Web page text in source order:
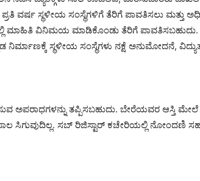
ವರ್ಷ ಸ್ಥಳೀಯ ಸಂಸ್ಥೆಗಳಿಗೆ ತೆರಿಗೆ ಪಾವತಿಸಲು ಮತ್ತು
ಮಾಹಿತಿ ವಿನಿಮಯ ಮಾಡಿಕೊಂಡು ತೆರಿಗೆ
ನಿರ್ಮಾಣಕ್ಕೆ ಸ್ಥಳೀಯ ಸಂಸ್ಥೆಗಳು ನಕ್ಷೆ ಅನುಮೋದನೆ,
ಅಪರಾಧಗಳನ್ನು ತಪ್ಪಿಸಬಹುದು. ಬೇರೆಯವರ ಆಸ್ತಿ
ಸಾಲ ಸಿಗುವುದಿಲ್ಲ. ಸಬ್ ರಿಜಿಸ್ಟಾರ್ ಕಚೇರಿಯಲ್ಲಿ ನೋಂದಣಿ